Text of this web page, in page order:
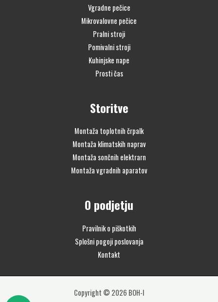
Vgradne pečice
Mikrovalovne pečice
Pralni stroji
Pomivalni stroji
Kuhinjske nape
Prosti čas
Storitve
Montaža toplotnih črpalk
Montaža klimatskih naprav
Montaža sončnih elektrarn
Montaža vgradnih aparatov
O podjetju
Pravilnik o piškotkih
Splošni pogoji poslovanja
Kontakt
Copyright © 2026 BOH-I